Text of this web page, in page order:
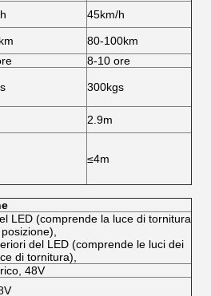
45km/h
80-100km
8-10 ore
300kgs
2.9m
≤4m
LED (comprende la luce di tornitura
del LED (comprende le luci dei
di tornitura),
48V